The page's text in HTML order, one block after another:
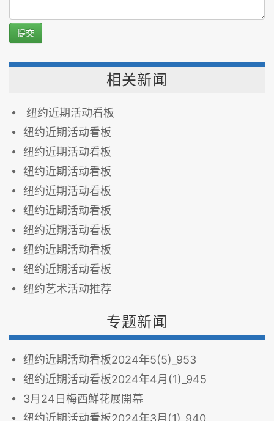
提交
相关新闻
纽约近期活动看板
纽约近期活动看板
纽约近期活动看板
纽约近期活动看板
纽约近期活动看板
纽约近期活动看板
纽约近期活动看板
纽约近期活动看板
纽约近期活动看板
纽约艺术活动推荐
专题新闻
纽约近期活动看板2024年5(5)_953
纽约近期活动看板2024年4月(1)_945
3月24日梅西鮮花展開幕
纽约近期活动看板2024年3月(1)_940